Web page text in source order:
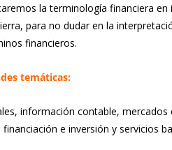
la terminología financiera
para no dudar en la
financieros.
temáticas:
información contable,
e inversión y servicios